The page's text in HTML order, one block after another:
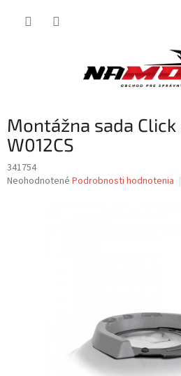
Montážna sada Click
W012CS
341754
Priemerné
Neohodnotené Podrobnosti hodnotenia